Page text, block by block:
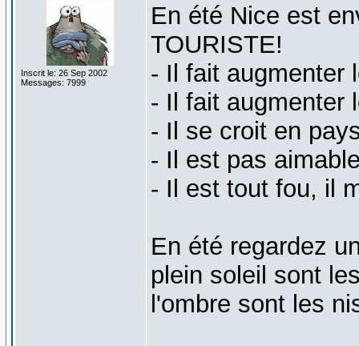
Inscrit le: 26 Sep 2002
Messages: 7999
En été Nice est
TOURISTE!
- Il fait augmenter
- Il fait augmenter
- Il se croit en
- Il est pas
- Il est tout fou, il
En été regardez
plein soleil sont
l'ombre sont les